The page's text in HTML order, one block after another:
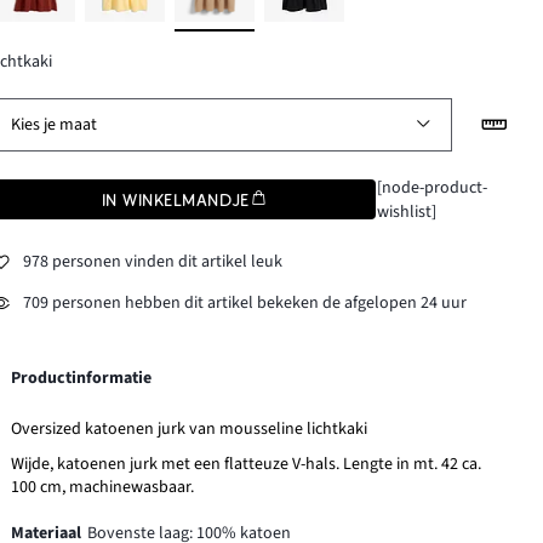
Kies je maat
IN WINKELMANDJE
[node-product-
wishlist]
978 personen vinden dit artikel leuk
709 personen hebben dit artikel bekeken de afgelopen 24 uur
Productinformatie
Oversized katoenen jurk van mousseline lichtkaki
Wijde, katoenen jurk met een flatteuze V-hals. Lengte in mt. 42 ca.
100 cm, machinewasbaar.
Materiaal Bovenste laag: 100% katoen